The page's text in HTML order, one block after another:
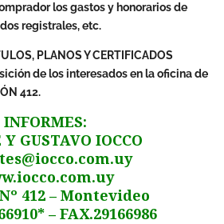
los gastos y honorarios de
registrales, etc.
PLANOS Y CERTIFICADOS
de los interesados en la oficina de
412.
INFORMES:
GUSTAVO IOCCO
412 – Montevideo
– FAX.29166986